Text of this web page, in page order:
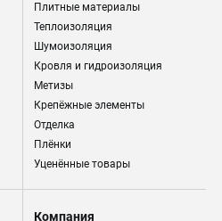
Плитные материалы
Теплоизоляция
Шумоизоляция
Кровля и гидроизоляция
Метизы
Крепёжные элементы
Отделка
Плёнки
Уценённые товары
Компания